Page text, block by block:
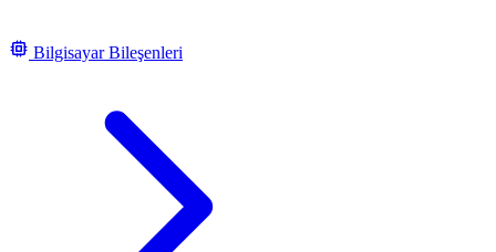
Bilgisayar Bileşenleri